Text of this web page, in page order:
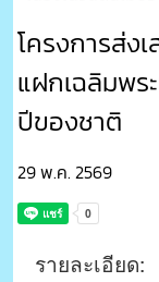
โครงการส่ง
แฝกเฉลิมพร
ปีของชาติ
29 พ.ค. 2569
รายละเอียด: